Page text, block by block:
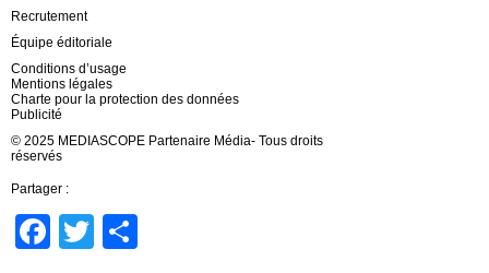
Recrutement
Équipe éditoriale
Conditions d’usage
Mentions légales
Charte pour la protection des données
Publicité
© 2025 MEDIASCOPE Partenaire Média- Tous droits
réservés
Partager :
Facebook
Twitter